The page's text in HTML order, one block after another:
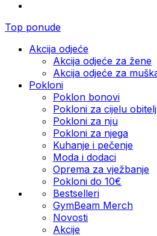
Top ponude
Akcija odjeće
Akcija odjeće za žene
Akcija odjeće za
Pokloni
Poklon bonovi
Pokloni za cijelu obitelj
Pokloni za nju
Pokloni za njega
Kuhanje i pečenje
Moda i dodaci
Oprema za vježbanje
Pokloni do 10€
Bestselleri
GymBeam Merch
Novosti
Akcije